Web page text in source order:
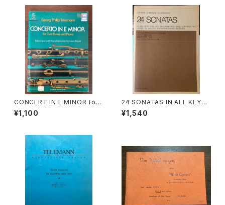
970年
CONCERT IN E MINOR for t
wo Flutes and Piano【著者：
Georg Phollip Telemann】
¥1,100
24 SONATAS IN ALL KEYS
FOR ALTO RECORDER AND
BASS CONTINUO VOL.2 ED
ハルト】出版社：全音楽譜出版
社 1978年
¥1,540